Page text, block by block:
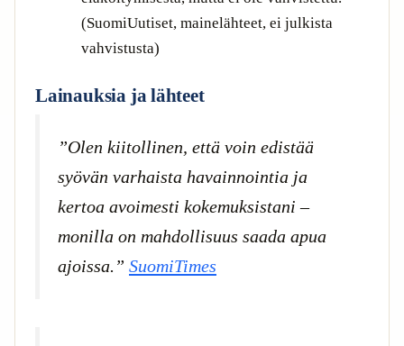
(SuomiUutiset, mainelähteet, ei julkista
vahvistusta)
Lainauksia ja lähteet
”Olen kiitollinen, että voin edistää
syövän varhaista havainnointia ja
kertoa avoimesti kokemuksistani –
monilla on mahdollisuus saada apua
ajoissa.” SuomiTimes